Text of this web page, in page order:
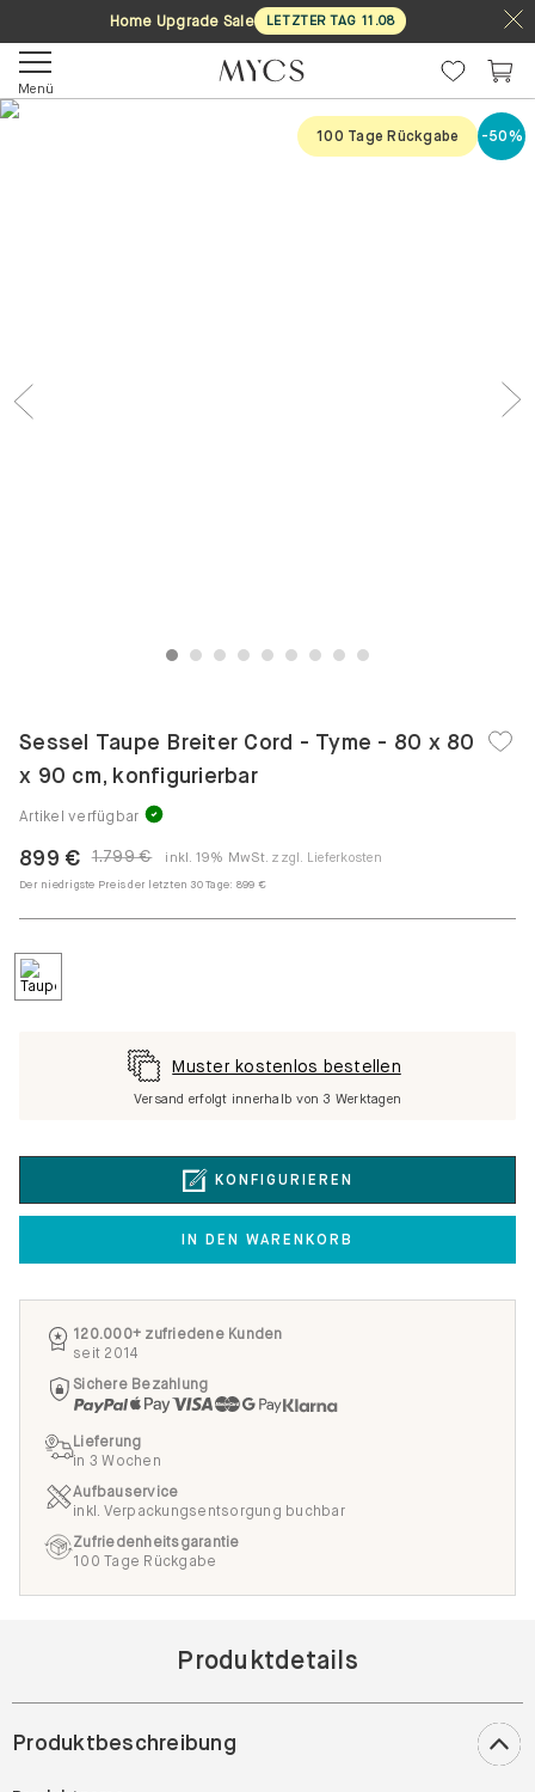
Home Upgrade Sale LETZTER TAG 11 .08
Menü
1 2 3 4 5 6 7 8 9
100 Tage Rückgabe -50%
Sessel Taupe Breiter Cord - Tyme - 80 x 80
x 90 cm, konfigurierbar
Artikel verfügbar
1.799 €
899 € inkl. 19% MwSt. zzgl. Lieferkosten
Der niedrigste Preis der letzten 30 Tage: 899 €
KONFIGURIEREN
IN DEN WARENKORB
Muster kostenlos bestellen
Versand erfolgt innerhalb von 3 Werktagen
120.000+ zufriedene Kunden
seit 2014
Sichere Bezahlung
Lieferung
in 3 Wochen
Aufbauservice
inkl. Verpackungsentsorgung buchbar
Zufriedenheitsgarantie
100 Tage Rückgabe
Produktdetails
Produktbeschreibung